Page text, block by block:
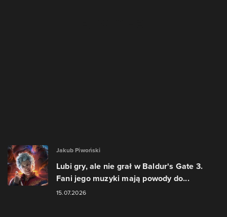
Jakub Piwoński
Lubi gry, ale nie grał w Baldur's Gate 3.
Fani jego muzyki mają powody do...
15.07.2026